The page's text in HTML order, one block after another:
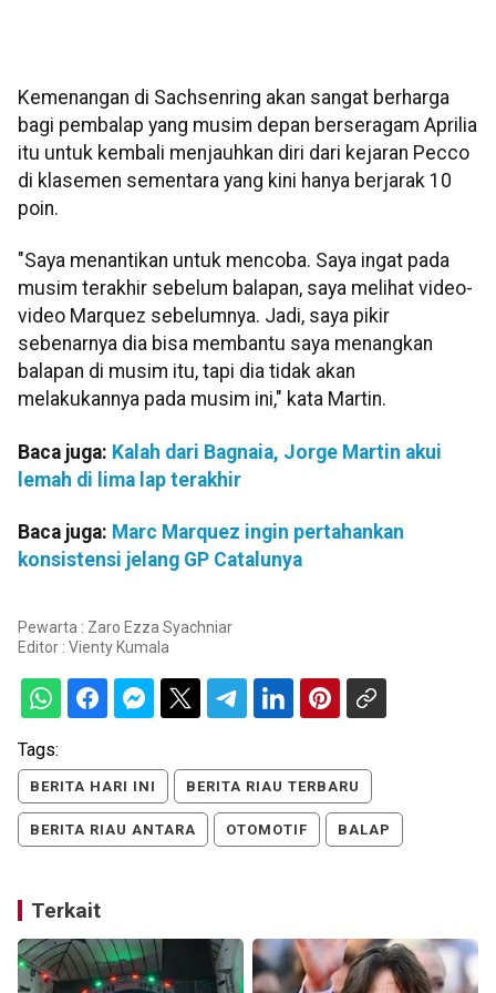
Kemenangan di Sachsenring akan sangat berharga
bagi pembalap yang musim depan berseragam Aprilia
itu untuk kembali menjauhkan diri dari kejaran Pecco
di klasemen sementara yang kini hanya berjarak 10
poin.
"Saya menantikan untuk mencoba. Saya ingat pada
musim terakhir sebelum balapan, saya melihat video-
video Marquez sebelumnya. Jadi, saya pikir
sebenarnya dia bisa membantu saya menangkan
balapan di musim itu, tapi dia tidak akan
melakukannya pada musim ini," kata Martin.
Baca juga: Kalah dari Bagnaia, Jorge Martin akui
lemah di lima lap terakhir
Baca juga: Marc Marquez ingin pertahankan
konsistensi jelang GP Catalunya
Pewarta : Zaro Ezza Syachniar
Editor : Vienty Kumala
Tags:
BERITA HARI INI BERITA RIAU TERBARU
BERITA RIAU ANTARA OTOMOTIF BALAP
Terkait